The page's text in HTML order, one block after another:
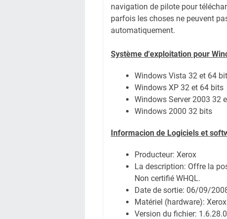
navigation de pilote pour
parfois les choses ne peuvent
automatiquement.
Système d'exploitation pour
Windows Vista 32 et 64
Windows XP 32 et 64 bits
Windows Server 2003 32
Windows 2000 32 bits
Informacion de Logiciels et
Producteur: Xerox
La description: Offre la
Non certifié WHQL.
Date de sortie: 06/09/
Matériel (hardware):
Version du fichier: 1.6.28.0